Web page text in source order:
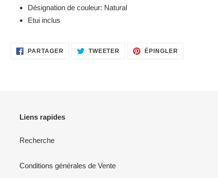
Désignation de couleur: Natural
Etui inclus
PARTAGER PARTAGER
SUR
TWEETER TWEETER
SUR
ÉPINGLER
Liens rapides
Recherche
Conditions générales de Vente